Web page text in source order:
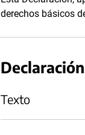
derechos básicos
Texto